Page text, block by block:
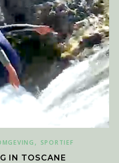
, SPORTIEF
IN TOSCANE